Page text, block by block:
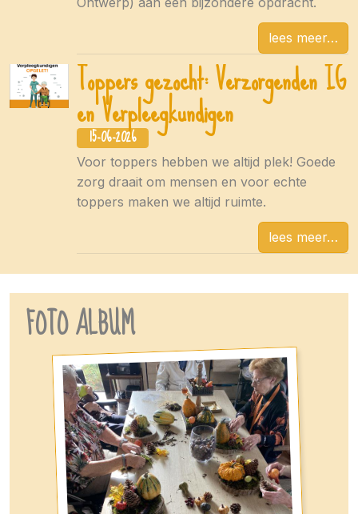
lees meer
Toppers gezocht: Verzorgenden IG
en Verpleegkundigen
15-06-2026
Voor toppers hebben we altijd plek! Goede
zorg draait om mensen en voor echte
toppers maken we altijd ruimte.
lees meer
FOTO ALBUM